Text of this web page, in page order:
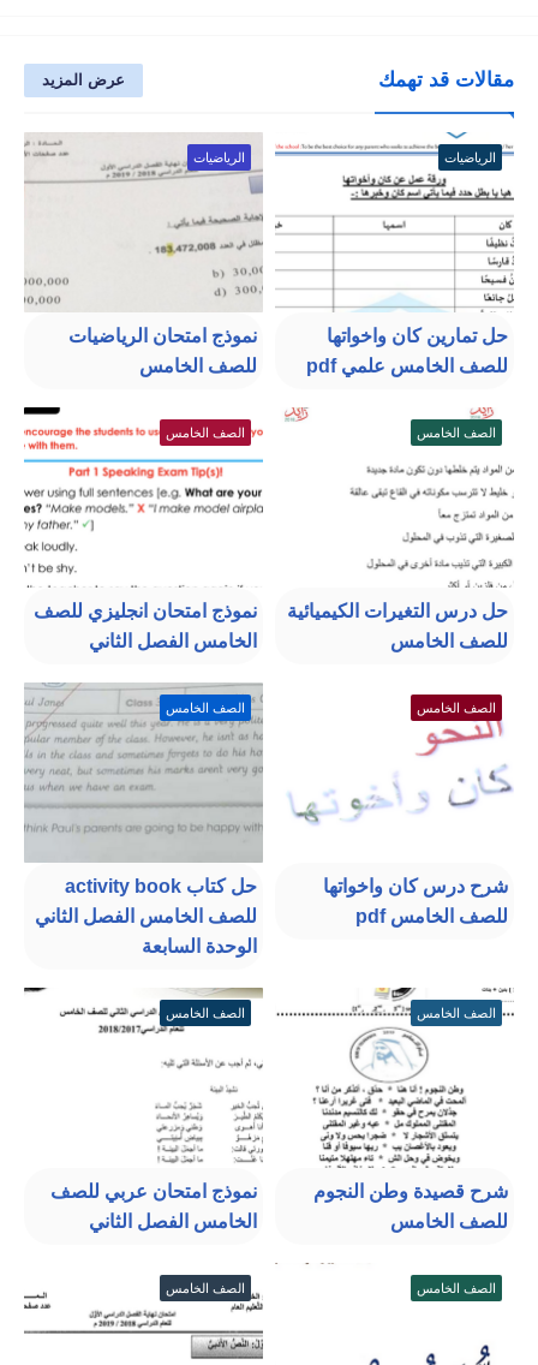
مقالات قد تهمك عرض المزيد
الرياضيات
حل تمارين كان واخواتها
للصف الخامس علمي pdf
الرياضيات
نموذج امتحان الرياضيات
للصف الخامس
الصف الخامس
حل درس التغيرات الكيميائية
للصف الخامس
الصف الخامس
نموذج امتحان انجليزي للصف
الخامس الفصل الثاني
الصف الخامس
شرح درس كان واخواتها
للصف الخامس pdf
الصف الخامس
حل كتاب activity book
للصف الخامس الفصل الثاني
الوحدة السابعة
الصف الخامس
شرح قصيدة وطن النجوم
للصف الخامس
الصف الخامس
نموذج امتحان عربي للصف
الخامس الفصل الثاني
الصف الخامس الصف الخامس